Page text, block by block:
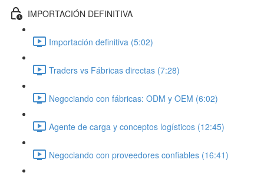
IMPORTACIÓN DEFINITIVA
Importación definitiva (5:02)
Traders vs Fábricas directas (7:28)
Negociando con fábricas: ODM y OEM (6:02)
Agente de carga y conceptos logísticos (12:45)
Negociando con proveedores confiables (16:41)